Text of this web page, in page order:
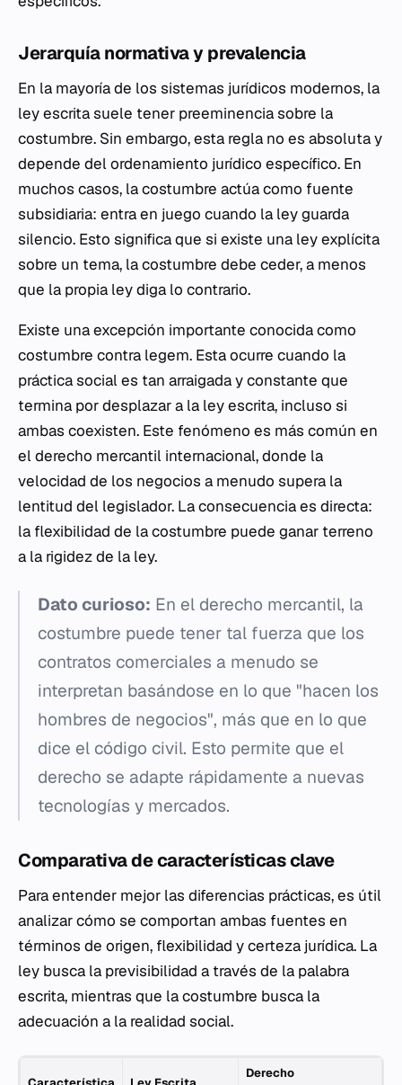
Jerarquía normativa y prevalencia
En la mayoría de los sistemas jurídicos modernos, la
ley escrita suele tener preeminencia sobre la
costumbre. Sin embargo, esta regla no es absoluta y
depende del ordenamiento jurídico específico. En
muchos casos, la costumbre actúa como fuente
subsidiaria: entra en juego cuando la ley guarda
silencio. Esto significa que si existe una ley explícita
sobre un tema, la costumbre debe ceder, a menos
que la propia ley diga lo contrario.
Existe una excepción importante conocida como
costumbre contra legem. Esta ocurre cuando la
práctica social es tan arraigada y constante que
termina por desplazar a la ley escrita, incluso si
ambas coexisten. Este fenómeno es más común en
el derecho mercantil internacional, donde la
velocidad de los negocios a menudo supera la
lentitud del legislador. La consecuencia es directa:
la flexibilidad de la costumbre puede ganar terreno
a la rigidez de la ley.
Dato curioso: En el derecho mercantil, la
costumbre puede tener tal fuerza que los
contratos comerciales a menudo se
interpretan basándose en lo que "hacen los
hombres de negocios", más que en lo que
dice el código civil. Esto permite que el
derecho se adapte rápidamente a nuevas
tecnologías y mercados.
Comparativa de características clave
Para entender mejor las diferencias prácticas, es útil
analizar cómo se comportan ambas fuentes en
términos de origen, flexibilidad y certeza jurídica. La
ley busca la previsibilidad a través de la palabra
escrita, mientras que la costumbre busca la
adecuación a la realidad social.
Derecho